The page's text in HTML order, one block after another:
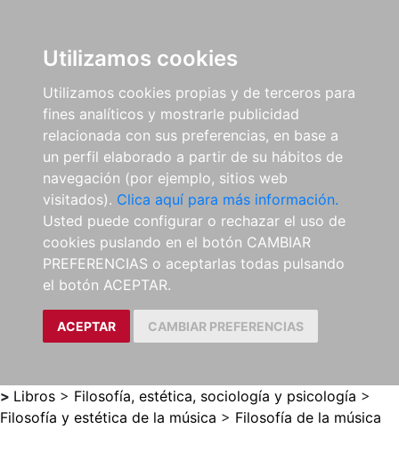
Utilizamos cookies
Utilizamos cookies propias y de terceros para
fines analíticos y mostrarle publicidad
relacionada con sus preferencias, en base a
un perfil elaborado a partir de su hábitos de
navegación (por ejemplo, sitios web
visitados). Clica aquí para más información.
Usted puede configurar o rechazar el uso de
cookies puslando en el botón CAMBIAR
PREFERENCIAS o aceptarlas todas pulsando
el botón ACEPTAR.
ACEPTAR CAMBIAR PREFERENCIAS
> Libros > Filosofía, estética, sociología y psicología >
Filosofía y estética de la música > Filosofía de la música